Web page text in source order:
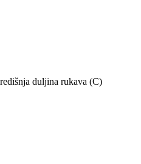
duljina rukava (C)